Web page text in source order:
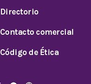
Directorio
Contacto comercial
Código de Ética